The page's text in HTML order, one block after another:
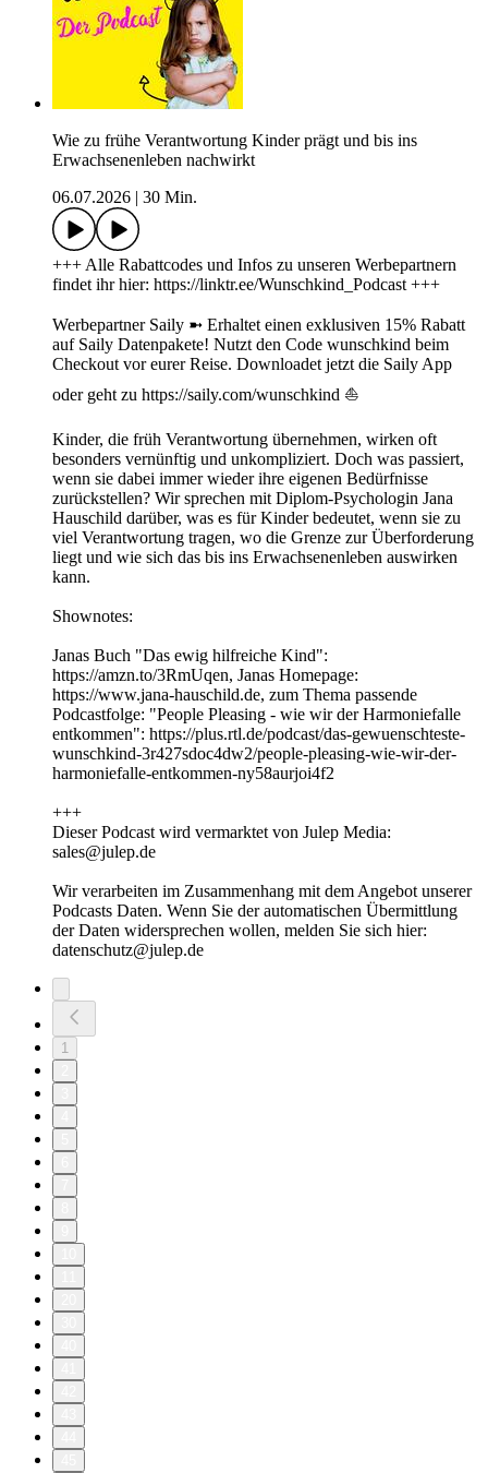
Wie zu frühe Verantwortung Kinder prägt und bis ins
Erwachsenenleben nachwirkt
06.07.2026
30 Min.
+++ Alle Rabattcodes und Infos zu unseren Werbepartnern
findet ihr hier: https://linktr.ee/Wunschkind_Podcast +++
Werbepartner Saily ➼ Erhaltet einen exklusiven 15% Rabatt
auf Saily Datenpakete! Nutzt den Code wunschkind beim
Checkout vor eurer Reise. Downloadet jetzt die Saily App
oder geht zu https://saily.com/wunschkind ⛵
Kinder, die früh Verantwortung übernehmen, wirken oft
besonders vernünftig und unkompliziert. Doch was passiert,
wenn sie dabei immer wieder ihre eigenen Bedürfnisse
zurückstellen? Wir sprechen mit Diplom-Psychologin Jana
Hauschild darüber, was es für Kinder bedeutet, wenn sie zu
viel Verantwortung tragen, wo die Grenze zur Überforderung
liegt und wie sich das bis ins Erwachsenenleben auswirken
kann.
Shownotes:
Janas Buch "Das ewig hilfreiche Kind":
https://amzn.to/3RmUqen, Janas Homepage:
https://www.jana-hauschild.de, zum Thema passende
Podcastfolge: "People Pleasing - wie wir der Harmoniefalle
entkommen": https://plus.rtl.de/podcast/das-gewuenschteste-
wunschkind-3r427sdoc4dw2/people-pleasing-wie-wir-der-
harmoniefalle-entkommen-ny58aurjoi4f2
+++
Dieser Podcast wird vermarktet von Julep Media:
sales@julep.de
Wir verarbeiten im Zusammenhang mit dem Angebot unserer
Podcasts Daten. Wenn Sie der automatischen Übermittlung
der Daten widersprechen wollen, melden Sie sich hier:
datenschutz@julep.de
1